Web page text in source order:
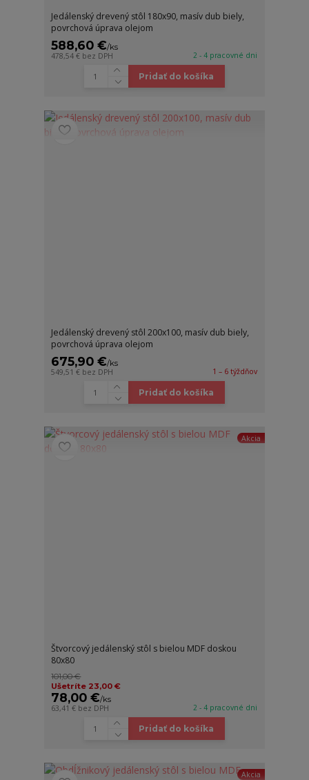
Jedálenský drevený stôl 180x90, masív dub biely,
povrchová úprava olejom
588,60 €/ks
478,54 € bez DPH 2 - 4 pracovné dni
Pridať do košíka
Jedálenský drevený stôl 200x100, masív dub biely,
povrchová úprava olejom
675,90 €/ks
549,51 € bez DPH 1 – 6 týždňov
Pridať do košíka
Akcia
Štvorcový jedálenský stôl s bielou MDF doskou
80x80
101,00 €
Ušetríte 23,00 €
78,00 €/ks
63,41 € bez DPH 2 - 4 pracovné dni
Pridať do košíka
Akcia